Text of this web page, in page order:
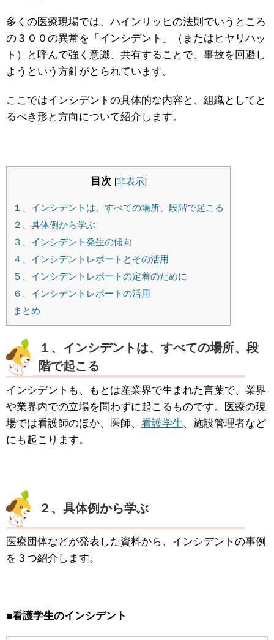
多くの医療現場では、ハインリッヒの法則でいうところ
の３００の異常を「インシデント」（またはヒヤリハッ
ト）と呼んで強く意識、共有することで、事故を回避し
ようという方針がとられています。
ここではインシデントの具体的な内容と、組織としてと
るべき形と方向について紹介します。
目次 [非表示]
１、インシデントは、すべての場所、段階で起こる
２、具体例から学ぶ
３、インシデント発生の傾向
４、インシデントレポートとその活用
５、インシデントレポートの定着のために
６、インシデントレポートの活用
まとめ
１、インシデントは、すべての場所、段
階で起こる
インシデントも、もとは産業界で生まれた言葉で、業界
や業界内での立場を問わずに起こるものです。医療の現
場では看護師のほか、医師、 看護学生 、施設管理者など
にも起こります。
２、具体例から学ぶ
医療団体などが発表した資料から、インシデントの事例
を３つ紹介します。
■看護学生のインシデント